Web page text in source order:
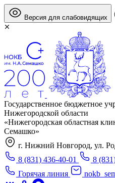
Версия для слабовидящих
Государственное бюджетное
Нижегородской области
«Нижегородская областная
Семашко»
г. Нижний Новгород, ул.
8 (831) 436-40-01
8
Горячая линия